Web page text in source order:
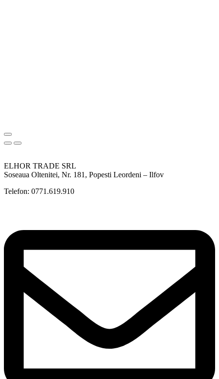
ELHOR TRADE SRL
Soseaua Oltenitei, Nr. 181, Popesti Leordeni – Ilfov
Telefon: 0771.619.910